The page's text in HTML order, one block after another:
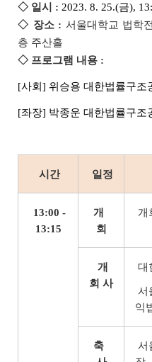
◇ 일시 : 2023. 8. 25.(금),
◇ 장소 : 서울대학교 법학
층 주산홀
◇ 프로그램 내용 :
[사회] 위승용 대한법률구조
[좌장] 박종운 대한법률구조
시간 일정
13:00 -
13:15
개
회
개
개
회 사
대
서
익
축
서